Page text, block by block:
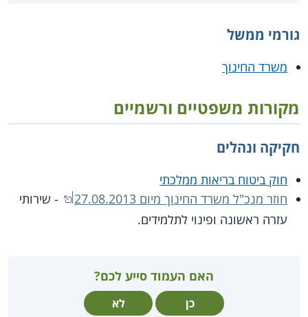
גורמי ממשל
משרד החינוך
מקורות משפטיים ורשמיים
חקיקה ונהלים
חוק ביטוח בריאות ממלכתי
חוזר מנכ"ל משרד החינוך מיום 27.08.2013
- שירותי
עזרה ראשונה ופינוי לתלמידים.
האם העמוד סייע לכם?
כן לא